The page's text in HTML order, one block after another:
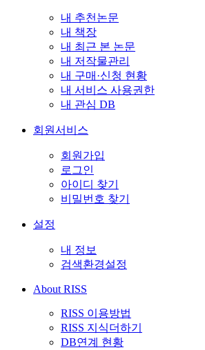
내 추천논문
내 책장
내 최근 본 논문
내 저작물관리
내 구매·신청 현황
내 서비스 사용권한
내 관심 DB
회원서비스
회원가입
로그인
아이디 찾기
비밀번호 찾기
설정
내 정보
검색환경설정
About RISS
RISS 이용방법
RISS 지식더하기
DB연계 현황